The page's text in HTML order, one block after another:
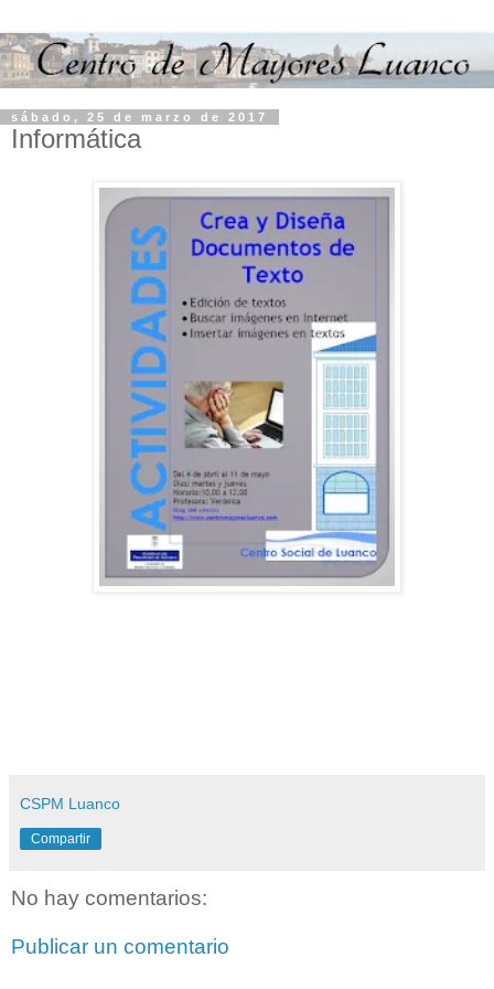
sábado, 25 de marzo de 2017
Informática
CSPM Luanco
Compartir
No hay comentarios:
Publicar un comentario